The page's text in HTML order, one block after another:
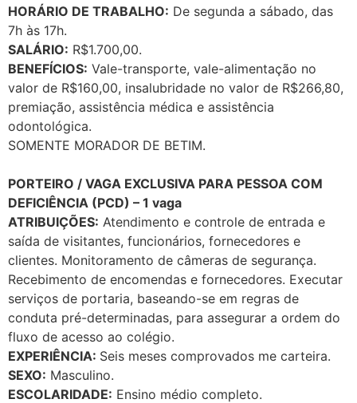
HORÁRIO DE TRABALHO: De segunda a sábado, das
7h às 17h.
SALÁRIO: R$1.700,00.
BENEFÍCIOS: Vale-transporte, vale-alimentação no
valor de R$160,00, insalubridade no valor de R$266,80,
premiação, assistência médica e assistência
odontológica.
SOMENTE MORADOR DE BETIM.
PORTEIRO / VAGA EXCLUSIVA PARA PESSOA COM
DEFICIÊNCIA (PCD) – 1 vaga
ATRIBUIÇÕES: Atendimento e controle de entrada e
saída de visitantes, funcionários, fornecedores e
clientes. Monitoramento de câmeras de segurança.
Recebimento de encomendas e fornecedores. Executar
serviços de portaria, baseando-se em regras de
conduta pré-determinadas, para assegurar a ordem do
fluxo de acesso ao colégio.
EXPERIÊNCIA: Seis meses comprovados me carteira.
SEXO: Masculino.
ESCOLARIDADE: Ensino médio completo.